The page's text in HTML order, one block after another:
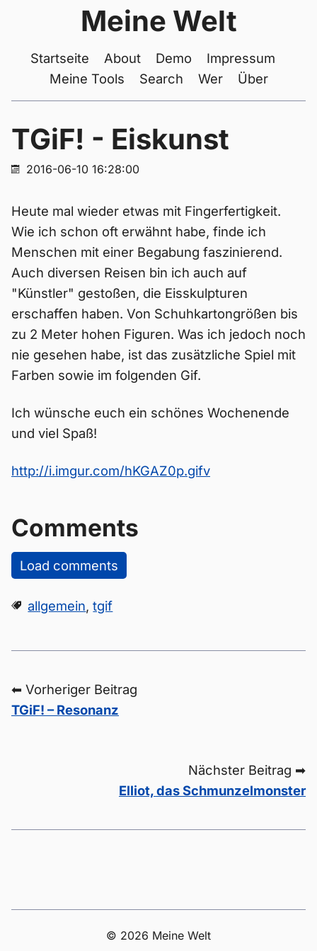
Meine Welt
Startseite About Demo
Impressum
Meine Tools
Search Wer Über
TGiF! - Eiskunst
2016-06-10 16:28:00
Heute mal wieder etwas mit Fingerfertigkeit.
Wie ich schon oft erwähnt habe, finde ich
Menschen mit einer Begabung faszinierend.
Auch diversen Reisen bin ich auch auf
"Künstler" gestoßen, die Eisskulpturen
erschaffen haben. Von Schuhkartongrößen bis
zu 2 Meter hohen Figuren. Was ich jedoch noch
nie gesehen habe, ist das zusätzliche Spiel mit
Farben sowie im folgenden Gif.
Ich wünsche euch ein schönes Wochenende
und viel Spaß!
http://i.imgur.com/hKGAZ0p.gifv
Comments
Load comments
allgemein,tgif
⬅ Vorheriger Beitrag
TGiF! – Resonanz
Nächster Beitrag ➡
Elliot, das Schmunzelmonster
© 2026 Meine Welt